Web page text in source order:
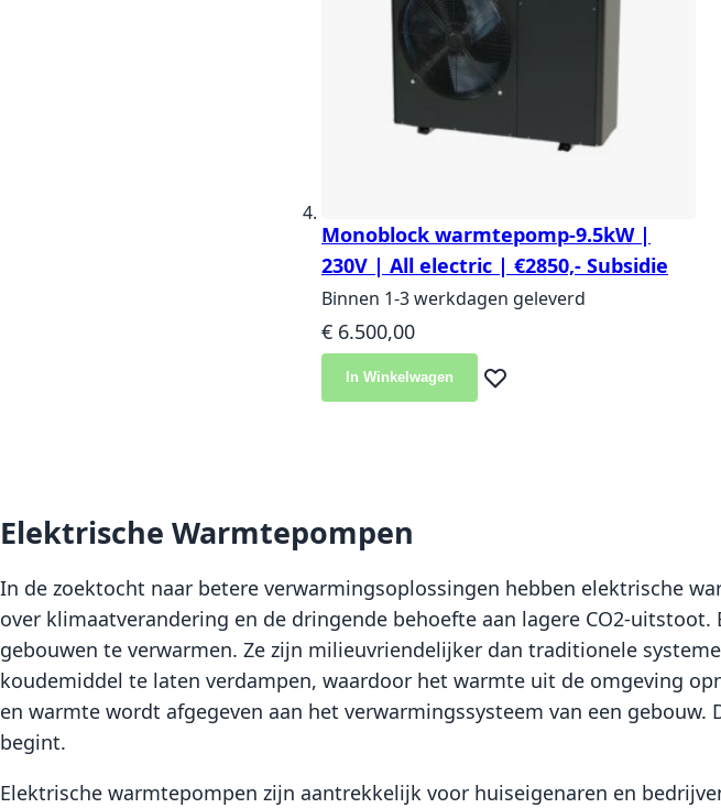
Monoblock warmtepomp-9.5kW |
230V | All electric | €2850,- Subsidie
Binnen 1-3 werkdagen geleverd
€ 6.500,00
In Winkelwagen Voeg toe aan verlanglijst
Elektrische Warmtepompen
In de zoektocht naar betere verwarmingsoplossingen hebben elektrische
over klimaatverandering en de dringende behoefte aan lagere CO2-
gebouwen te verwarmen. Ze zijn milieuvriendelijker dan traditionele
koudemiddel te laten verdampen, waardoor het warmte uit de omgeving
en warmte wordt afgegeven aan het verwarmingssysteem van een
begint.
Elektrische warmtepompen zijn aantrekkelijk voor huiseigenaren en